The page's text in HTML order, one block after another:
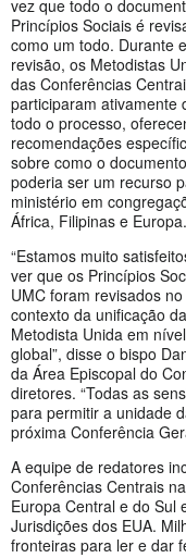
vez que todo o
Princípios Sociais é
como um todo. Durante
revisão, os Metodistas
das Conferências
participaram ativamente
todo o processo,
recomendações
sobre como o documento
poderia ser um recurso
ministério em
África, Filipinas e Europa.
“Estamos muito
ver que os Princípios
UMC foram revisados no
contexto da unificação
Metodista Unida em nível
global”, disse o bispo
da Área Episcopal do
diretores. “Todas as
para permitir a unidade
próxima Conferência
A equipe de redatores
Conferências Centrais
Europa Central e do Sul
Jurisdições dos EUA.
fronteiras para ler e dar